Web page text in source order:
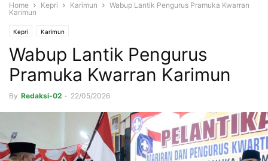
Home Kepri Karimun
Wabup Lantik Pengurus Pramuka Kwarran
Karimun
Kepri Karimun
Wabup Lantik Pengurus
Pramuka Kwarran Karimun
By Redaksi-02 - 22/05/2026